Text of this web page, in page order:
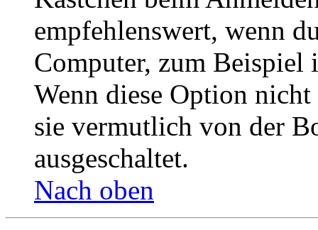
empfehlenswert, wenn
Computer, zum Beispiel
Wenn diese Option
sie vermutlich von der
ausgeschaltet.
Nach oben